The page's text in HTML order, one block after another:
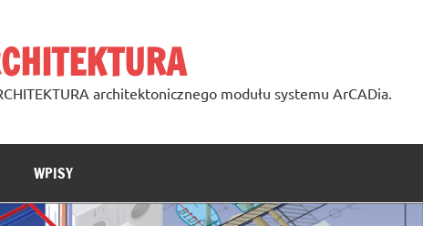
architektonicznego modułu systemu ArCADia.
WPISY